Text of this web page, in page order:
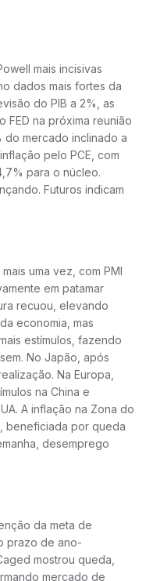
mais incisivas
dados mais fortes da
do PIB a 2%, as
FED na próxima reunião
do mercado inclinado a
pelo PCE, com
para o núcleo.
Futuros indicam
uma vez, com PMI
em patamar
recuou, elevando
economia, mas
estímulos, fazendo
No Japão, após
Na Europa,
na China e
A inflação na Zona do
beneficiada por queda
desemprego
da meta de
prazo de ano-
mostrou queda,
mercado de